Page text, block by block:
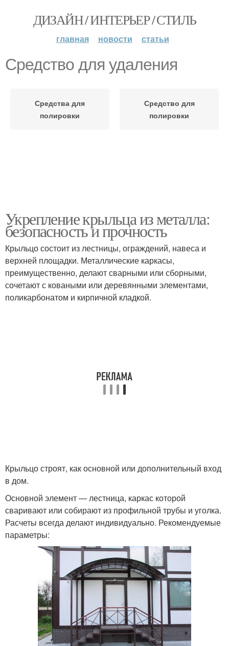
ДИЗАЙН / ИНТЕРЬЕР / СТИЛЬ
главная новости статьи
Средство для удаления
Средства для
полировки
Средство для
полировки
Укрепление крыльца из металла:
безопасность и прочность
Крыльцо состоит из лестницы, ограждений, навеса и
верхней площадки. Металлические каркасы,
преимущественно, делают сварными или сборными,
сочетают с коваными или деревянными элементами,
поликарбонатом и кирпичной кладкой.
Крыльцо строят, как основной или дополнительный вход
в дом.
Основной элемент — лестница, каркас которой
сваривают или собирают из профильной трубы и уголка.
Расчеты всегда делают индивидуально. Рекомендуемые
параметры: